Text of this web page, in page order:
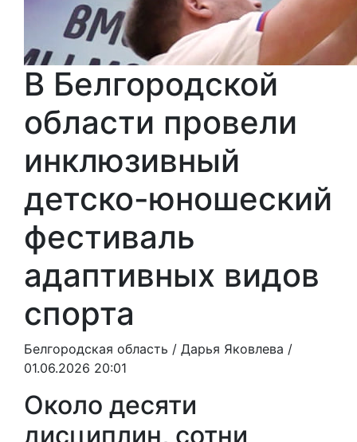
В Белгородской
области провели
инклюзивный
детско-юношеский
фестиваль
адаптивных видов
спорта
Белгородская область / Дарья Яковлева /
01.06.2026 20:01
Около десяти
дисциплин, сотни